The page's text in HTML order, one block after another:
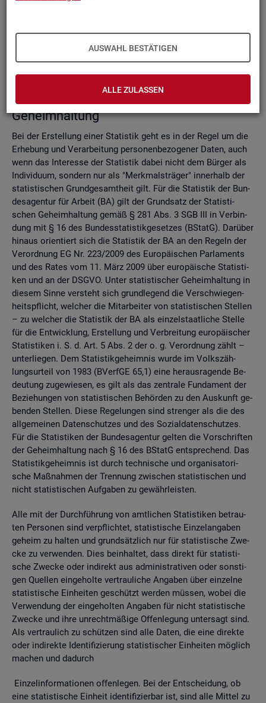
AUSWAHL BESTÄTIGEN
ALLE ZULASSEN
tung
Zell­sper­rungs­ver­fah­ren
Run­dungs­ver­fah­ren
Ver­gleich der Ver­fah­ren
Recht­li­che Grund­la­gen der sta­tis­ti­schen
Ge­heim­hal­tung
Bei der Er­stel­lung einer Sta­tis­tik geht es in der Regel um die
Er­he­bung und Ver­ar­bei­tung per­so­nen­be­zo­ge­ner Daten, auch
wenn das In­ter­es­se der Sta­tis­tik dabei nicht dem Bür­ger als
In­di­vi­du­um, son­dern nur als "Merk­mals­trä­ger" in­ner­halb der
sta­tis­ti­schen Grund­ge­samt­heit gilt. Für die Sta­tis­tik der Bun­
des­agen­tur für Ar­beit (BA) gilt der Grund­satz der Sta­tis­ti­
schen Ge­heim­hal­tung gemäß § 281 Abs. 3 SGB III in Ver­bin­
dung mit § 16 des Bun­des­sta­tis­tik­ge­set­zes (BStatG). Dar­über
hin­aus ori­en­tiert sich die Sta­tis­tik der BA an den Re­geln der
Ver­ord­nung EG Nr. 223/2009 des Eu­ro­päi­schen Par­la­ments
und des Rates vom 11. März 2009 über eu­ro­päi­sche Sta­tis­ti­
ken und an der DSGVO. Unter sta­tis­ti­scher Ge­heim­hal­tung in
die­sem Sinne ver­steht sich grund­le­gend die Ver­schwie­gen­
heits­pflicht, wel­cher die Mit­ar­bei­ter von sta­tis­ti­schen Stel­len
– zu wel­cher die Sta­tis­tik der BA als ein­zel­staat­li­che Stel­le
für die Ent­wick­lung, Er­stel­lung und Ver­brei­tung eu­ro­päi­scher
Sta­tis­ti­ken i. S. d. Art. 5 Abs. 2 der o. g. Ver­ord­nung zählt –
un­ter­lie­gen. Dem Sta­tis­tik­ge­heim­nis wurde im Volks­zäh­
lungs­ur­teil von 1983 (BVerf­GE 65,1) eine her­aus­ra­gen­de Be­
deu­tung zu­ge­wie­sen, es gilt als das zen­tra­le Fun­da­ment der
Be­zie­hun­gen von sta­tis­ti­schen Be­hör­den zu den Aus­kunft ge­
ben­den Stel­len. Diese Re­ge­lun­gen sind stren­ger als die des
all­ge­mei­nen Da­ten­schut­zes und des So­zi­al­da­ten­schut­zes.
Für die Sta­tis­ti­ken der Bun­des­agen­tur gel­ten die Vor­schrif­ten
der Ge­heim­hal­tung nach § 16 des BStatG ent­spre­chend. Das
Sta­tis­tik­ge­heim­nis ist durch tech­ni­sche und or­ga­ni­sa­to­ri­
sche Maß­nah­men der Tren­nung zwi­schen sta­tis­ti­schen und
nicht sta­tis­ti­schen Auf­ga­ben zu ge­währ­leis­ten.
Alle mit der Durch­füh­rung von amt­li­chen Sta­tis­ti­ken be­trau­
ten Per­so­nen sind ver­pflich­tet, sta­tis­ti­sche Ein­zel­an­ga­ben
ge­heim zu hal­ten und grund­sätz­lich nur für sta­tis­ti­sche Zwe­
cke zu ver­wen­den. Dies be­inhal­tet, dass di­rekt für sta­tis­ti­
sche Zwe­cke oder in­di­rekt aus ad­mi­nis­tra­ti­ven oder sons­ti­
gen Quel­len ein­ge­hol­te ver­trau­li­che An­ga­ben über ein­zel­ne
sta­tis­ti­sche Ein­hei­ten ge­schützt wer­den müs­sen, wobei die
Ver­wen­dung der ein­ge­hol­ten An­ga­ben für nicht sta­tis­ti­sche
Zwe­cke und ihre un­recht­mä­ßi­ge Of­fen­le­gung un­ter­sagt sind.
Als ver­trau­lich zu schüt­zen sind alle Daten, die eine di­rek­te
oder in­di­rek­te Iden­ti­fi­zie­rung sta­tis­ti­scher Ein­hei­ten mög­lich
ma­chen und da­durch
Ein­zel­in­for­ma­tio­nen of­fen­le­gen. Bei der Ent­schei­dung, ob
eine sta­tis­ti­sche Ein­heit iden­ti­fi­zier­bar ist, sind alle Mit­tel zu